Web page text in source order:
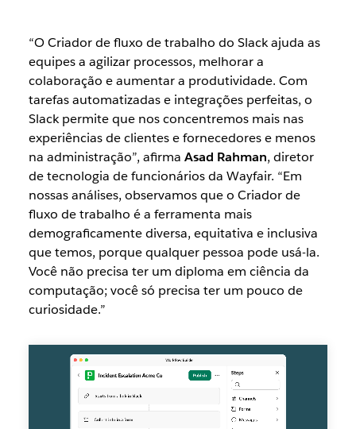
“O Criador de fluxo de trabalho do Slack ajuda as
equipes a agilizar processos, melhorar a
colaboração e aumentar a produtividade. Com
tarefas automatizadas e integrações perfeitas, o
Slack permite que nos concentremos mais nas
experiências de clientes e fornecedores e menos
na administração”, afirma Asad Rahman, diretor
de tecnologia de funcionários da Wayfair. “Em
nossas análises, observamos que o Criador de
fluxo de trabalho é a ferramenta mais
demograficamente diversa, equitativa e inclusiva
que temos, porque qualquer pessoa pode usá-la.
Você não precisa ter um diploma em ciência da
computação; você só precisa ter um pouco de
curiosidade.”